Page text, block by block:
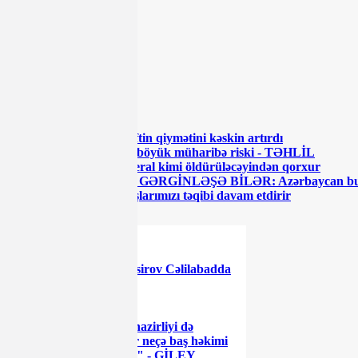
Süleymaninin ölümü neftin qiymətini kəskin artırdı
Azərbaycanla sərhəddə böyük müharibə riski - TƏHLİL
İranın ali dini lideri general kimi öldürüləcəyindən qorxur
İranda vəziyyət yenidən GƏRGİNLƏŞƏ BİLƏR: Azərbaycan
Fars-molla rejimi soydaşlarımızı təqibi davam etdirir
Elman Nəsirov Cəlilabadda
"Səhiyyə nazirliyi də
kampaniya xatirinə bir neçə baş həkimi
işdən çıxartdı, amma..." - GİLEY